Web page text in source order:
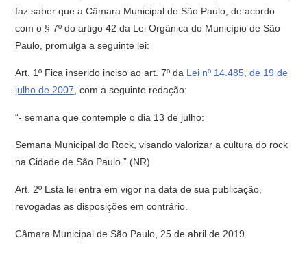
faz saber que a Câmara Municipal de São Paulo, de acordo
com o § 7º do artigo 42 da Lei Orgânica do Município de São
Paulo, promulga a seguinte lei:
Art. 1º Fica inserido inciso ao art. 7º da Lei nº 14.485, de 19 de
julho de 2007 , com a seguinte redação:
“- semana que contemple o dia 13 de julho:
Semana Municipal do Rock, visando valorizar a cultura do rock
na Cidade de São Paulo.” (NR)
Art. 2º Esta lei entra em vigor na data de sua publicação,
revogadas as disposições em contrário.
Câmara Municipal de São Paulo, 25 de abril de 2019.